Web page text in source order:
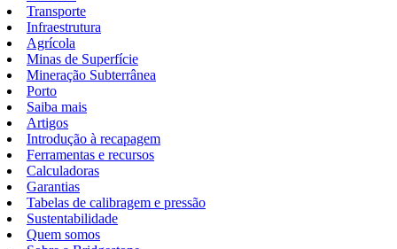
Transporte
Infraestrutura
Agrícola
Minas de Superfície
Mineração Subterrânea
Porto
Saiba mais
Artigos
Introdução à recapagem
Ferramentas e recursos
Calculadoras
Garantias
Tabelas de calibragem e pressão
Sustentabilidade
Quem somos